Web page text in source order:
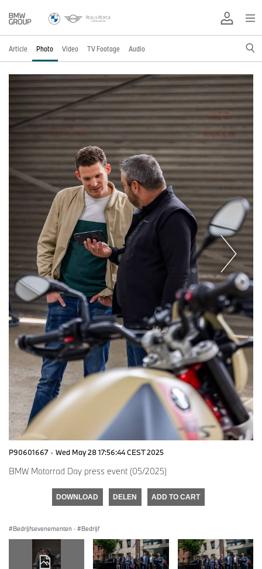
Article Photo Video TV Footage Audio
P90601667 · Wed May 28 17:56:44 CEST 2025
BMW Motorrad Day press event (05/2025)
DOWNLOAD DELEN ADD TO CART
Bedrijfsevenementen · Bedrijf